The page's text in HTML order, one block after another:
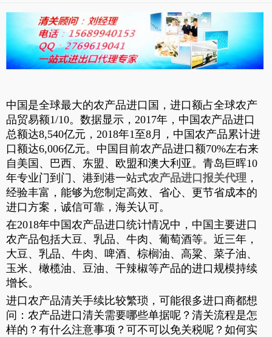
中国是全球最大的农产品进口国，进口额占全球农产
品贸易额1/10。数据显示，2017年，中国农产品进口
总额达8,540亿元，2018年1至8月，中国农产品累计进
口额达6,006亿元。中国目前农产品进口额70%左右来
自美国、巴西、东盟、欧盟和澳大利亚。青岛巨晖10
年专业门到门、港到港一站式农产品进口报关代理 ，
经验丰富，能够为您制定高效、省心、更节省成本的
进口方案，诚信可靠，海关认可。
在2018年中国农产品进口统计情况中，中国主要进口
农产品包括大豆、乳品、牛肉、葡萄酒等。近三年，
大豆、乳品、牛肉、啤酒、棕榈油、高粱、菜子油、
玉米、橄榄油、豆油、干辣椒等产品的进口规模持续
增长。
进口农产品清关手续比较繁琐，可能很多进口商都想
问：农产品进口清关需要哪些单据呢？清关流程是怎
样的？有什么注意事项？可不可以免关税呢？如何实